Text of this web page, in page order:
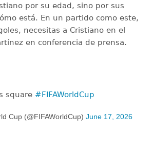
por su edad, sino por sus
está. En un partido como este,
necesitas a Cristiano en el
en conferencia de prensa.
square #FIFAWorldCup
Cup (@FIFAWorldCup) June 17, 2026